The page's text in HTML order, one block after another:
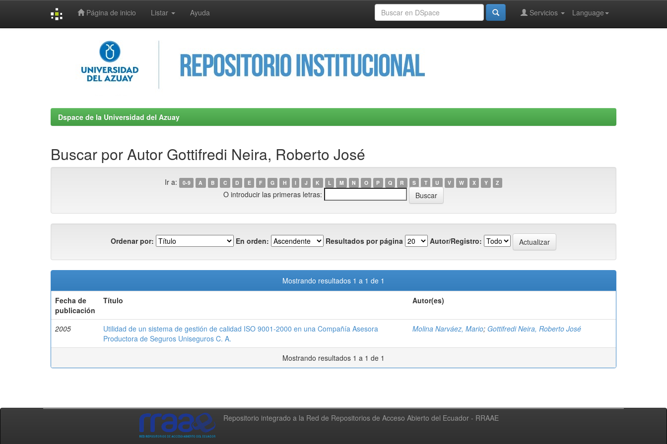
Página de inicio Listar Ayuda Language
Servicios
Dspace de la Universidad del Azuay
Buscar por Autor Gottifredi Neira, Roberto José
Ir a: 0-9 A B C D E F G H I J K L M N O P Q R S T U V W X Y Z
O introducir las primeras letras:
Ordenar por: En orden: Resultados por página Autor/Registro:
Mostrando resultados 1 a 1 de 1
Fecha de
publicación
Título Autor(es)
2005
Utilidad de un sistema de gestión de calidad ISO 9001-2000 en una Compañía Asesora
Productora de Seguros Uniseguros C. A.
Molina Narváez, Mario; Gottifredi Neira, Roberto José
Mostrando resultados 1 a 1 de 1
Repositorio integrado a la Red de Repositorios de Acceso Abierto del Ecuador - RRAAE